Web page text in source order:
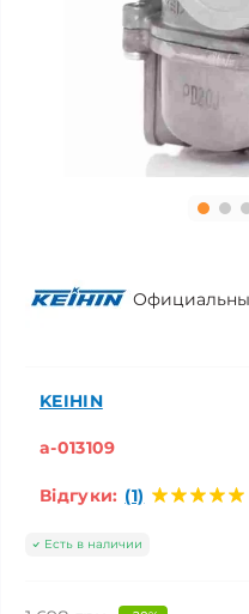
KEIHIN
a-013109
Відгуки: (1)
Есть в наличии